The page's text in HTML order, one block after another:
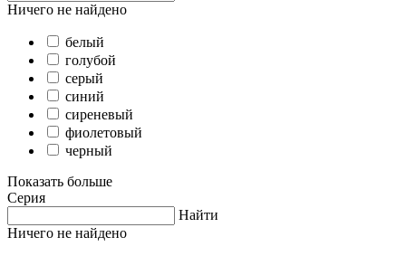
Ничего не найдено
белый
голубой
серый
синий
сиреневый
фиолетовый
черный
Показать больше
Серия
Найти
Ничего не найдено